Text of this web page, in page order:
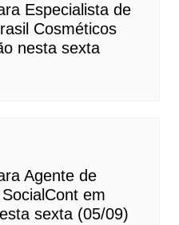
Especialista de
Cosméticos
nesta sexta
Agente de
em
sexta (05/09)